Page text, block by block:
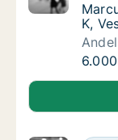
K,
Marcus